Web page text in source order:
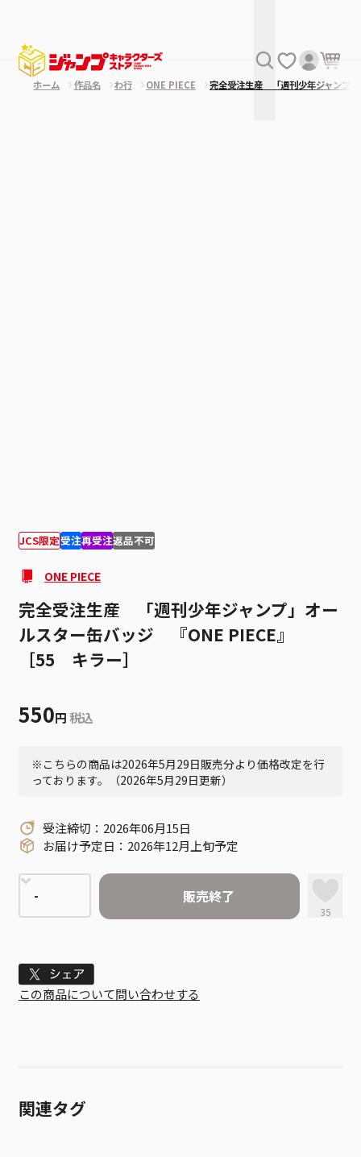
ホーム 作品名 わ行 ONE PIECE 完全受注生産 「週刊少年ジャン
JCS限定受注再受注返品不可
ONE PIECE
完全受注生産 「週刊少年ジャンプ」オー
ルスター缶バッジ 『ONE PIECE』
［55 キラー］
550円 税込
※こちらの商品は2026年5月29日販売分より価格改定を行
っております。（2026年5月29日更新）
受注締切：2026年06月15日
お届け予定日：2026年12月上旬予定
販売終了
35
Tweet
この商品について問い合わせする
関連タグ